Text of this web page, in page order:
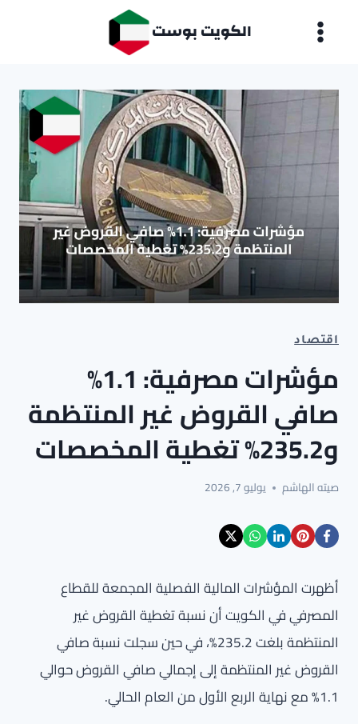
الكويت بوست
اقتصاد
مؤشرات مصرفية: 1.1%
صافي القروض غير المنتظمة
و235.2% تغطية المخصصات
صيته الهاشم يوليو 7, 2026
أظهرت المؤشرات المالية الفصلية المجمعة للقطاع
المصرفي في الكويت أن نسبة تغطية القروض غير
المنتظمة بلغت 235.2%، في حين سجلت نسبة صافي
القروض غير المنتظمة إلى إجمالي صافي القروض حوالي
1.1% مع نهاية الربع الأول من العام الحالي.